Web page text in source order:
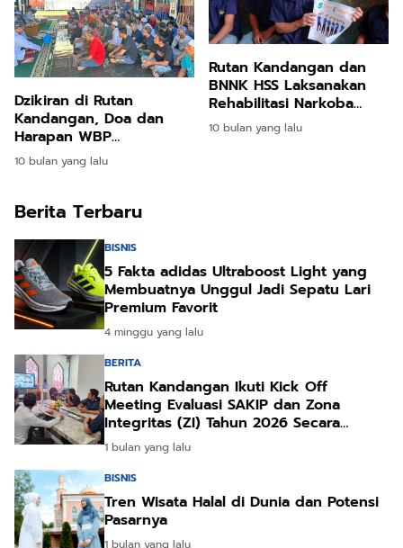
Dzikiran di Rutan
Kandangan, Doa dan
Harapan WBP
Menggema
10 bulan yang lalu
Rutan Kandangan dan
BNNK HSS Laksanakan
Rehabilitasi Narkoba
untuk Warga Binaan
10 bulan yang lalu
Berita Terbaru
BISNIS
5 Fakta adidas Ultraboost Light yang
Membuatnya Unggul Jadi Sepatu Lari
Premium Favorit
4 minggu yang lalu
BERITA
Rutan Kandangan Ikuti Kick Off
Meeting Evaluasi SAKIP dan Zona
Integritas (ZI) Tahun 2026 Secara
Daring
1 bulan yang lalu
BISNIS
Tren Wisata Halal di Dunia dan Potensi
Pasarnya
1 bulan yang lalu